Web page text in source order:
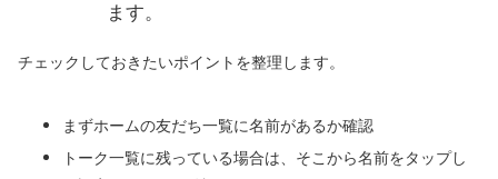
ます。
チェックしておきたいポイントを整理します。
まずホームの友だち一覧に名前があるか確認
トーク一覧に残っている場合は、そこから名前をタップし